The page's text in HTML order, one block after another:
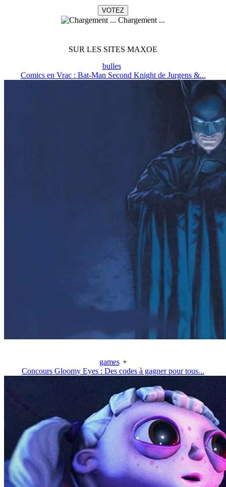
Chargement ...
SUR LES SITES MAXOE
bulles
Comics en Vrac : Bat-Man Second Knight de Jurgens &...
games +
Concours Gloomy Eyes : Des codes à gagner pour tous...